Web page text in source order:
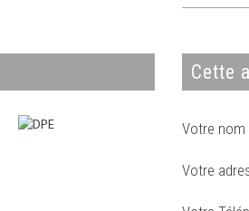
cette
Votre
Votre